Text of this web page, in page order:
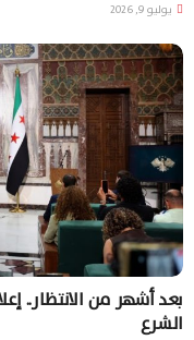
يوليو 9, 2026
بعد أشهر من الانتظار..
الشرع